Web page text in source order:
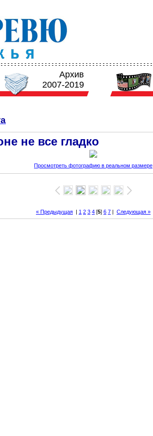
Архив
2007-2019
не все гладко
Просмотреть фотографию в реальном размере
« Предыдущая | 1 2 3 4 [5] 6 7 | Следующая »